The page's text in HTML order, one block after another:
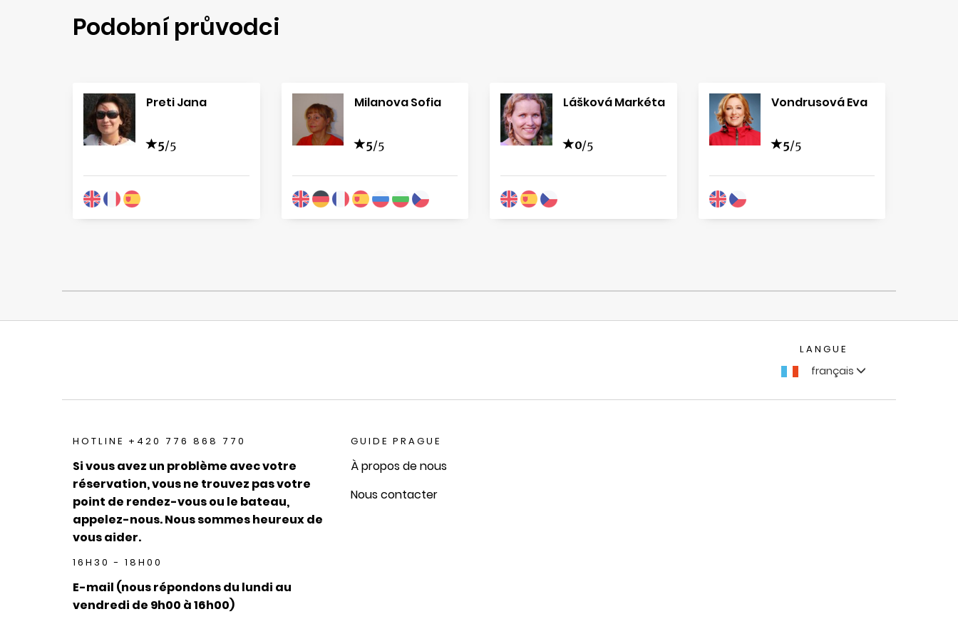
Podobní průvodci
Preti Jana
5/5
Milanova Sofia
5/5
Lášková Markéta
0/5
Vondrusová Eva
5/5
LANGUE
français
HOTLINE +420 776 868 770
Si vous avez un problème avec votre
réservation, vous ne trouvez pas votre
point de rendez-vous ou le bateau,
appelez-nous. Nous sommes heureux de
vous aider.
16H30 - 18H00
E-mail (nous répondons du lundi au
vendredi de 9h00 à 16h00)
GUIDE PRAGUE
À propos de nous
Nous contacter